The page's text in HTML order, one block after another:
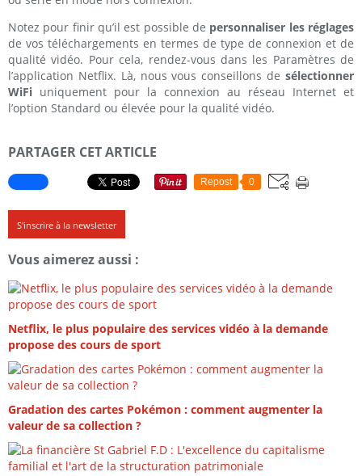
Notez pour finir qu’il est possible de personnaliser les réglages
de vos téléchargements en termes de type de connexion et de
qualité vidéo. Pour cela, rendez-vous dans les Paramètres de
l’application Netflix. Là, nous vous conseillons de sélectionner
WiFi uniquement pour la connexion au réseau Internet et
l’option Standard ou élevée pour la qualité vidéo.
PARTAGER CET ARTICLE
Repost 0
S'inscrire à la newsletter
Vous aimerez aussi :
Netflix, le plus populaire des services vidéo à la demande
propose des cours de sport
Gradation des cartes Pokémon : comment augmenter la
valeur de sa collection ?